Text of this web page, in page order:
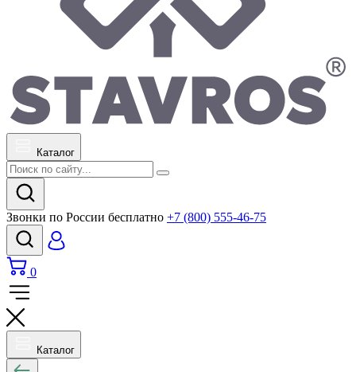
Каталог
Звонки по России бесплатно +7 (800) 555-46-75
0
Каталог